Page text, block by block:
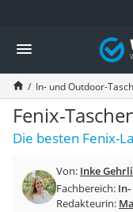
Die beliebtesten
Freizeit & Sport
Gartentrampolin
Trampolin
Metalldetektor
Eufab-Fahrradträger
Trampolin 366 cm
Aluminium-Koffer
Futterboot
In- und Outdoor-
Fenix-
Die besten Fenix-
Von: Inke
Fachbereich:
Redakteurin: